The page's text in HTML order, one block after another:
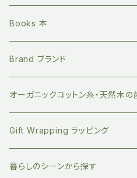
繰り返し長く使える ステンレスボ
地球にやさしい 竹歯ブラシ
持ち運びに便利 竹歯ブラシケース
竹のデンタルスティックフロス
小分けに便利 ベジバッグ
繰り返し使える ストロー
オーガニックコットン100% エコバ
Books 本
絵本 赤ちゃん向け
絵本 お子さまへ
絵本 大人向け
英語の絵本 (日本語CD付き)
Brand ブランド
FUB ファブ
EAST END HIGHLANDERS
SLEEP NO MORE スリープノーモ
オーガニックコットン糸・天然木
おしゃぶり・おもちゃホルダー
マグホルダー
Gift Wrapping ラッピング
暮らしのシーンから探す